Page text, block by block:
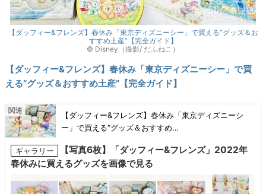
【ダッフィー&フレンズ】春休み「東京ディズニーシー」で買える“グッズ＆お
すすめ土産”【完全ガイド】
© Disney（撮影/ だふねこ）
【ダッフィー&フレンズ】春休み「東京ディズニーシー」で買
える“グッズ＆おすすめ土産”【完全ガイド】
【ダッフィー&フレンズ】春休み「東京ディズニーシ
ー」で買える“グッズ＆おすすめ…
ギャラリー
【写真6枚】「ダッフィー&フレンズ」2022年
春休みに買えるグッズを画像で見る